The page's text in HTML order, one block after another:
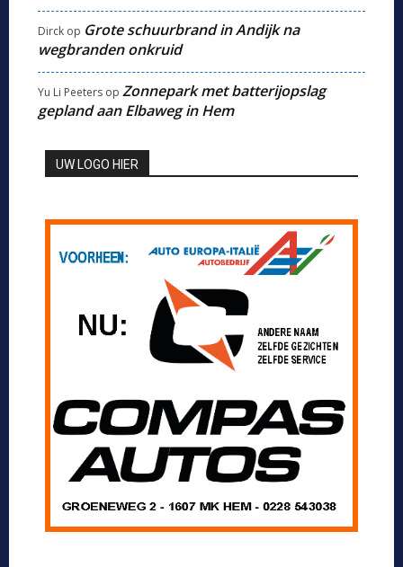
Dirck op Grote schuurbrand in Andijk na
wegbranden onkruid
Yu Li Peeters op Zonnepark met batterijopslag
gepland aan Elbaweg in Hem
UW LOGO HIER